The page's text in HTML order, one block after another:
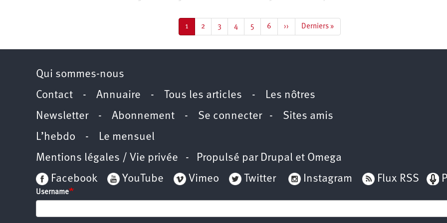
Page
courante
1 Page
2 Page
3 Page
4 Page
5 Page
6
Page
suivante
››
Dernière
page
Derniers »
Qui sommes-nous
Contact - Annuaire - Tous les articles - Les nôtres
Newsletter- Abonnement - Se connecter- Sites amis
L’hebdo - Le mensuel
Mentions légales / Vie privée - Propulsé par Drupal et Omega
Facebook
YouTube Vimeo Twitter Instagram Flux RSS
Username